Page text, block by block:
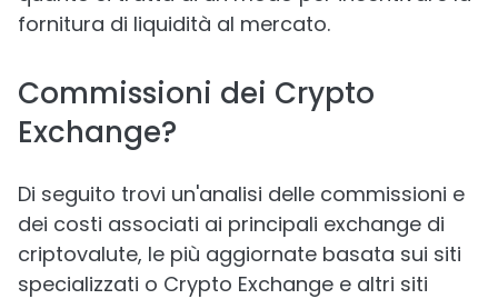
fornitura di liquidità al mercato.
Commissioni dei Crypto
Exchange?
Di seguito trovi un'analisi delle commissioni e
dei costi associati ai principali exchange di
criptovalute, le più aggiornate basata sui siti
specializzati o Crypto Exchange e altri siti